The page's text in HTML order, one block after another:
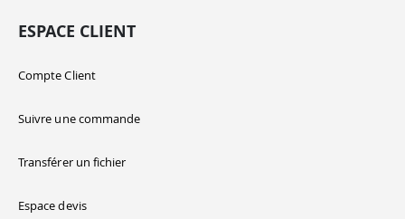
ESPACE CLIENT
Compte Client
Suivre une commande
Transférer un fichier
Espace devis